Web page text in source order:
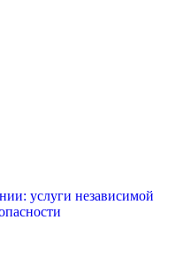
услуги независимой